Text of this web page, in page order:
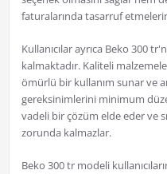
faturalarında tasarruf
Kullanıcılar ayrıca Beko 300
kalmaktadır. Kaliteli
ömürlü bir kullanım sunar ve
gereksinimlerini minimum
vadeli bir çözüm elde eder ve
zorunda kalmazlar.
Beko 300 tr modeli